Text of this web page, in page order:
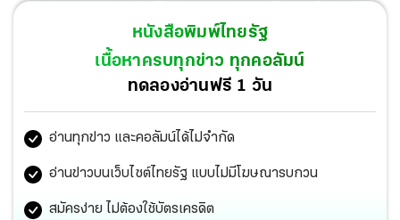
หนังสือพิมพ์ไทยรัฐ
เนื้อหาครบทุกข่าว ทุกคอลัมน์
ทดลองอ่านฟรี 1 วัน
อ่านทุกข่าว และคอลัมน์ได้ไม่จำกัด
อ่านข่าวบนเว็บไซต์ไทยรัฐ แบบไม่มีโฆษณารบกวน
สมัครง่าย ไม่ต้องใช้บัตรเครดิต